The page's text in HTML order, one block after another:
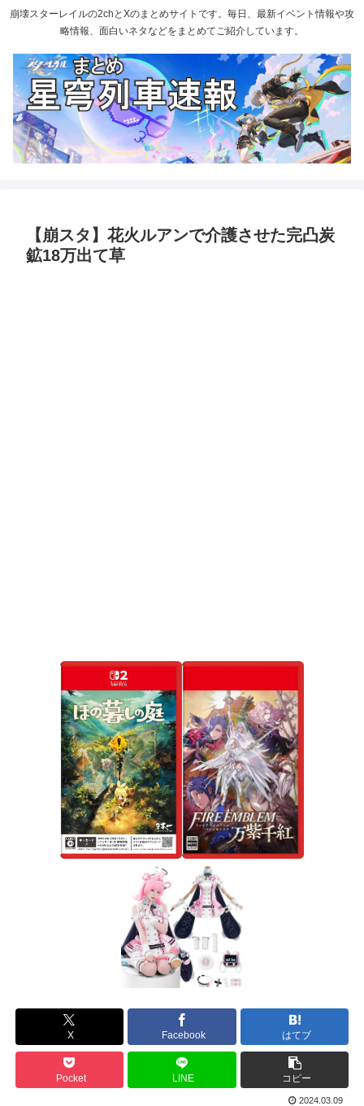
崩壊スターレイルの2chとXのまとめサイトです。毎日、最新イベント情報や攻
略情報、面白いネタなどをまとめてご紹介しています。
【崩スタ】花火ルアンで介護させた完凸炭
鉱18万出て草
X Facebook はてブ
Pocket LINE コピー
2024.03.09